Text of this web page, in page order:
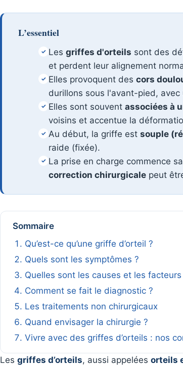
L’essentiel
✓ Les griffes d'orteils sont des
et perdent leur alignement
✓ Elles provoquent des cors
durillons sous l'avant-pied,
✓ Elles sont souvent associées à
voisins et accentue la
✓ Au début, la griffe est souple
raide (fixée).
✓ La prise en charge commence
correction chirurgicale peut
Sommaire
Qu’est-ce qu’une griffe d’orteil ?
Quels sont les symptômes ?
Quelles sont les causes et les
Comment se fait le diagnostic ?
Les traitements non chirurgicaux
Quand envisager la chirurgie ?
Vivre avec des griffes d’orteils : nos
Les griffes d’orteils, aussi appelées orteils